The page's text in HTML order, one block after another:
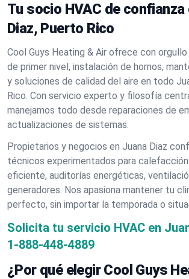
Tu socio HVAC de confianza
Diaz, Puerto Rico
Cool Guys Heating & Air ofrece con
de primer nivel, instalación de hornos,
y soluciones de calidad del aire en todo
Rico. Con servicio experto y filosofía
manejamos todo desde reparaciones de
actualizaciones de sistemas.
Propietarios y negocios en Juana Diaz
técnicos experimentados para
eficiente, auditorías energéticas,
generadores. Nos apasiona mantener tu
perfecto, sin importar la temporada o
Solicita tu servicio HVAC en
1-888-448-4889
¿Por qué elegir Cool Guys